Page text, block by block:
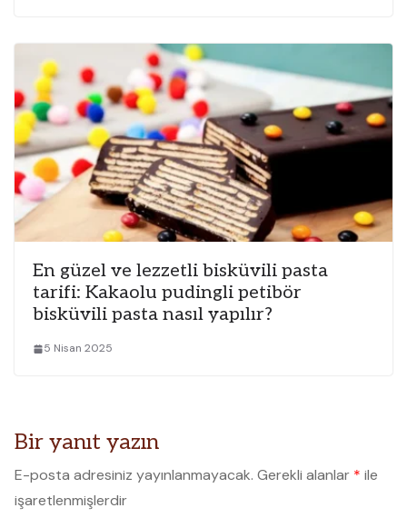
En güzel ve lezzetli bisküvili pasta
tarifi: Kakaolu pudingli petibör
bisküvili pasta nasıl yapılır?
5 Nisan 2025
Bir yanıt yazın
E-posta adresiniz yayınlanmayacak. Gerekli alanlar * ile
işaretlenmişlerdir